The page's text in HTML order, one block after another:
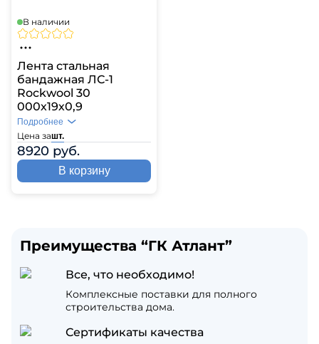
В наличии
Лента стальная
бандажная ЛС-1
Rockwool 30
000х19х0,9
Цена зашт.
8920 руб.
Подробнее
В корзину
Преимущества “ГК Атлант”
Все, что необходимо!
Комплексные поставки для полного
строительства дома.
Сертификаты качества